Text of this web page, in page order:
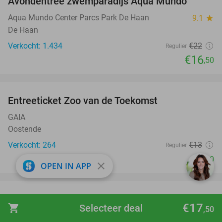
shopping_cart €17,50
Selecteer deal
Aqua Mundo Center Parcs Park De Haan 9.1 star
De Haan
Verkocht: 1.434
Regulier €22
€16,50
Entreeticket Zoo van de Toekomst
GAIA
Oostende
Verkocht: 264
Regulier €13
€9,90
18%
favorite_border
OPEN IN APP close